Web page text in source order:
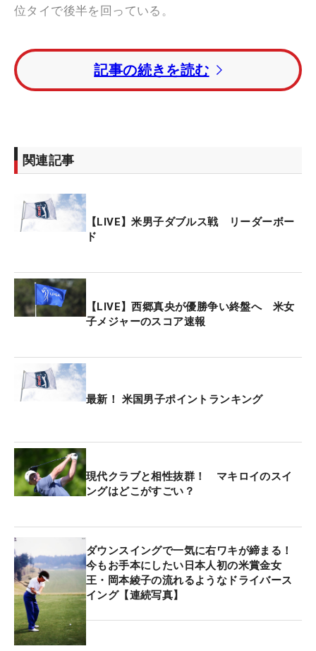
位タイで後半を回っている。
ディフェンディングチャンピオンのローリー・マキ
ロイ（北アイルランド）＆シェーン・ローリー（ア
イルランド）は前半に2つスコアを伸ばしてトータ
トータル27アンダー・単独首位にアンドリュー・ノ
バク＆ベン・グリフィン（ともに米国）、1打差2位
に米国）となっている。
日本の星野陸也・大西魁斗ペアは予選落ちを喫して
初日と3日目はフォアボール（各自のボールでプレ
ーして良い方のスコアを採用）、2日目と最終日は
マットで行われる。
記事の続きを読む
関連記事
【LIVE】米男子ダブルス戦 リーダーボー
ド
【LIVE】西郷真央が優勝争い終盤へ 米女
子メジャーのスコア速報
最新！ 米国男子ポイントランキング
現代クラブと相性抜群！ マキロイのスイ
ングはどこがすごい？
ダウンスイングで一気に右ワキが締まる！
今もお手本にしたい日本人初の米賞金女
王・岡本綾子の流れるようなドライバース
イング【連続写真】